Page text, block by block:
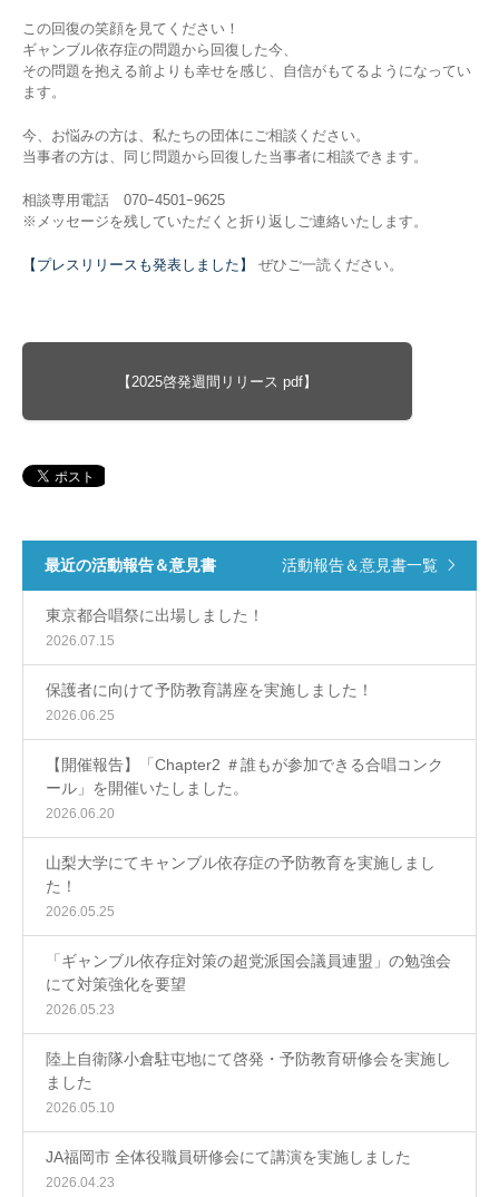
この回復の笑顔を見てください！
ギャンブル依存症の問題から回復した今、
その問題を抱える前よりも幸せを感じ、自信がもてるようになってい
ます。
今、お悩みの方は、私たちの団体にご相談ください。
当事者の方は、同じ問題から回復した当事者に相談できます。
相談専用電話 070ｰ4501ｰ9625
※メッセージを残していただくと折り返しご連絡いたします。
【プレスリリースも発表しました】 ぜひご一読ください。
【2025啓発週間リリース pdf】
最近の活動報告＆意見書 活動報告＆意見書一覧
東京都合唱祭に出場しました！
2026.07.15
保護者に向けて予防教育講座を実施しました！
2026.06.25
【開催報告】「Chapter2 ＃誰もが参加できる合唱コンク
ール」を開催いたしました。
2026.06.20
山梨大学にてキャンブル依存症の予防教育を実施しまし
た！
2026.05.25
「ギャンブル依存症対策の超党派国会議員連盟」の勉強会
にて対策強化を要望
2026.05.23
陸上自衛隊小倉駐屯地にて啓発・予防教育研修会を実施し
ました
2026.05.10
JA福岡市 全体役職員研修会にて講演を実施しました
2026.04.23